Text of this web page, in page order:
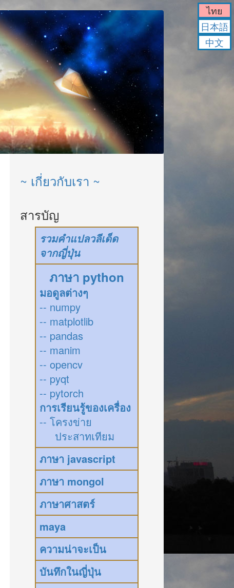
~ เกี่ยวกับเรา ~
สารบัญ
รวมคำแปลวลีเด็ด
จากญี่ปุ่น
ภาษา python
มอดูลต่างๆ
-- numpy
-- matplotlib
-- pandas
-- manim
-- opencv
-- pyqt
-- pytorch
การเรียนรู้ของเครื่อง
-- โครงข่าย
ประสาทเทียม
ภาษา javascript
ภาษา mongol
ภาษาศาสตร์
maya
ความน่าจะเป็น
บันทึกในญี่ปุ่น
ไทย
日本語
中文